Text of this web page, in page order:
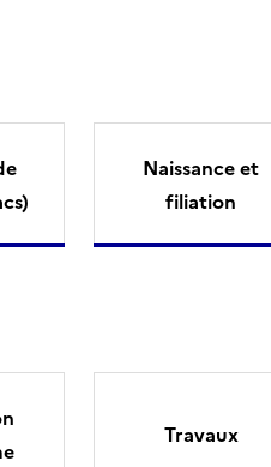
Naissance et
filiation
Travaux